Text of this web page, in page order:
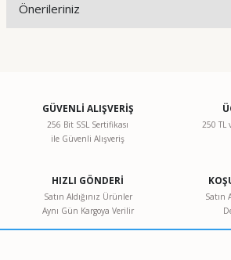
Önerileriniz
Görüş ve önerileriniz için teşekkür ederiz.
Ürün resmi kalitesiz, bozuk veya
Ürün bilgilerinde hatalar bulunuyor.
Ürün fiyatı diğer sitelerden daha pahalı.
GÜVENLİ ALIŞVERİŞ
256 Bit SSL Sertifikası
ile Güvenli Alışveriş
250 TL
HIZLI GÖNDERİ
Satın Aldığınız Ürünler
Aynı Gün Kargoya Verilir
Satın